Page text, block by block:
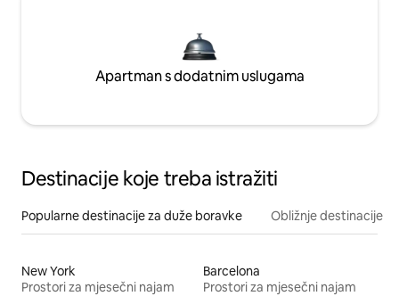
Apartman s dodatnim uslugama
Destinacije koje treba istražiti
Popularne destinacije za duže boravke Obližnje destinacije
New York
Prostori za mjesečni najam
Barcelona
Prostori za mjesečni najam